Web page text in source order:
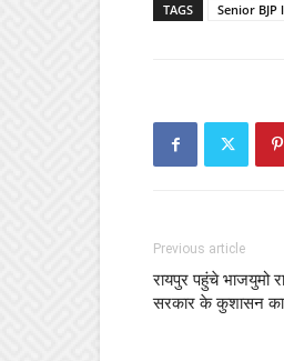
TAGS Senior
Previous article
रायपुर पहुंचे भाजयुमो
सरकार के कुशासन